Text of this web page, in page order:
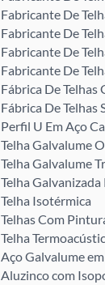
Fabricante De
Fabricante De
Fabricante De
Fabricante De
Fábrica De Telhas
Fábrica De Telhas
Perfil U Em Aço
Telha Galvalume
Telha Galvalume
Telha Galvanizada
Telha Isotérmica
Telhas Com
Telha
Aço Galvalume em
Aluzinco com